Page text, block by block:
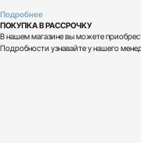
Подробнее
ПОКУПКА В РАССРОЧКУ
В нашем магазине вы можете
Подробности узнавайте у нашего